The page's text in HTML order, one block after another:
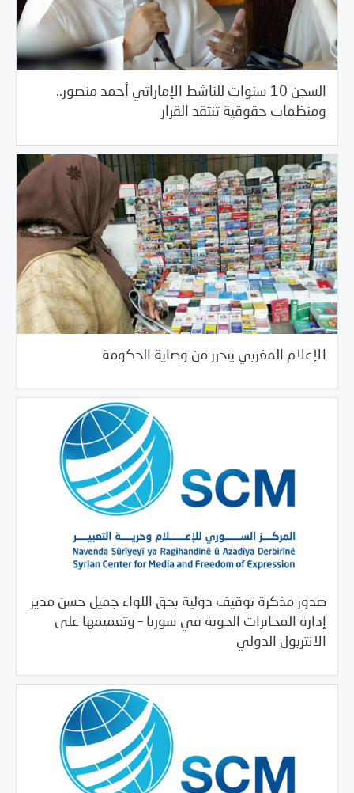
السجن 10 سنوات للناشط الإماراتي أحمد منصور..
ومنظمات حقوقية تنتقد القرار
06/18/2018 العالم العربي/ خبر بارز
الإعلام المغربي يتحرر من وصاية الحكومة
صدور مذكرة توقيف دولية بحق اللواء جميل حسن مدير
إدارة المخابرات الجوية في سوريا – وتعميمها على
الانتربول الدولي
06/18/2018 بيانات المركز /خبر بارز